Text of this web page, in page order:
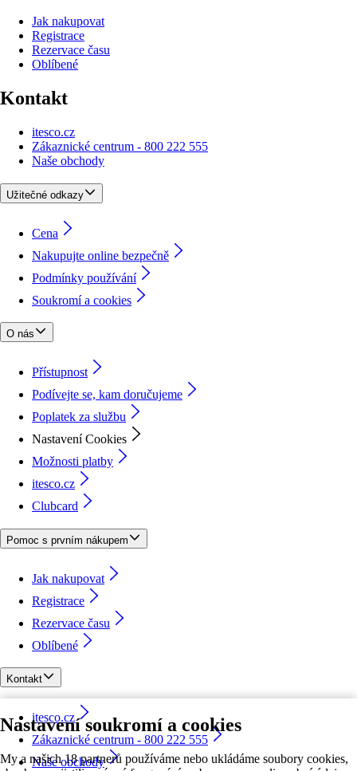
Nastavení soukromí a cookies
My a našich 18 partnerů používáme nebo ukládáme soubory cookies,
Jak nakupovat
Registrace
Rezervace času
Oblíbené
Kontakt
itesco.cz
Zákaznické centrum - 800 222 555
Naše obchody
Užitečné odkazy
Cena
Nakupujte online bezpečně
Podmínky používání
Soukromí a cookies
O nás
Přístupnost
Podívejte se, kam doručujeme
Poplatek za službu
Nastavení Cookies
Možnosti platby
itesco.cz
Clubcard
Pomoc s prvním nákupem
Jak nakupovat
Registrace
Rezervace času
Oblíbené
Kontakt
itesco.cz
Zákaznické centrum - 800 222 555
Naše obchody